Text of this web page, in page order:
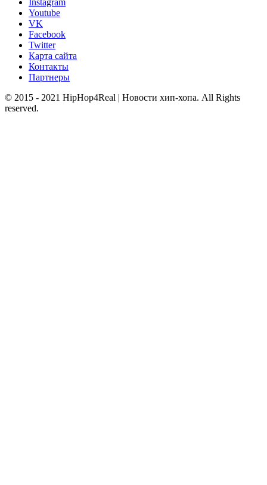
Instagram
Youtube
VK
Facebook
Twitter
Карта сайта
Контакты
Партнеры
© 2015 - 2021 HipHop4Real | Новости хип-хопа. All Rights
reserved.